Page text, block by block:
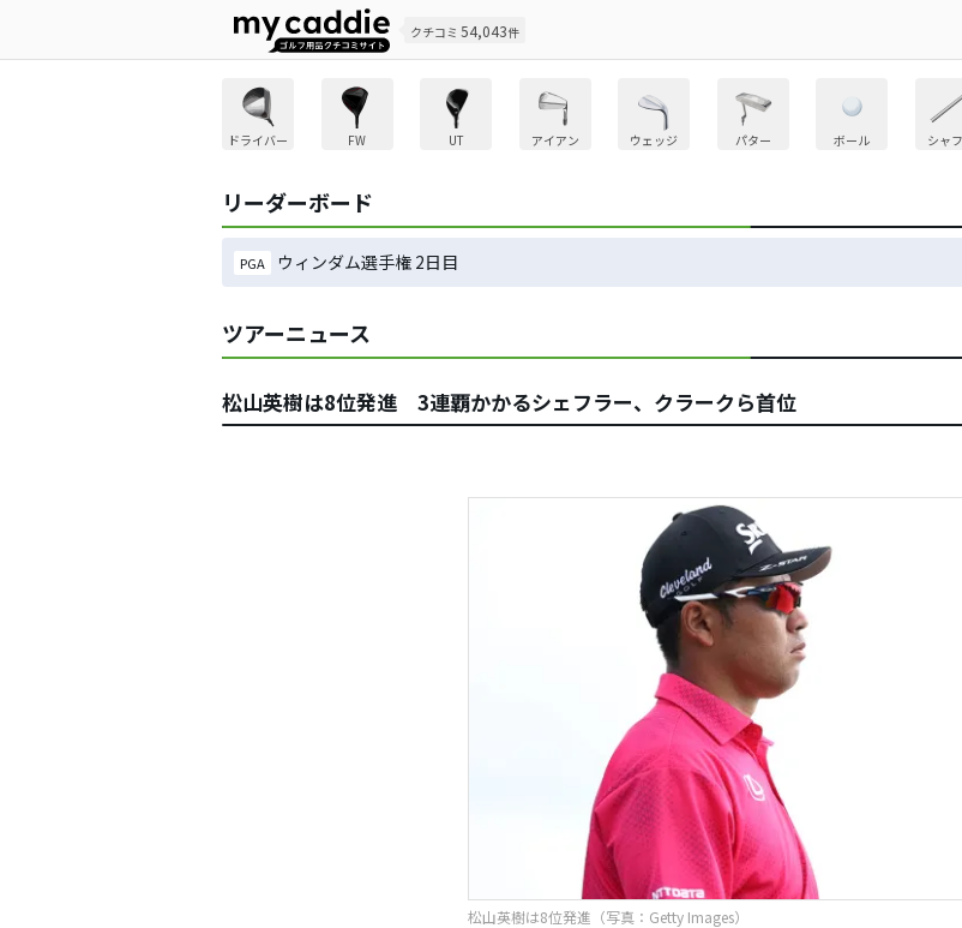
クチコミ 54,043件
ドライバー FW UT アイアン ウェッジ パター ボール シャ
リーダーボード
PGA ウィンダム選手権 2日目
ツアーニュース
松山英樹は8位発進 3連覇かかるシェフラー、クラークら首位
松山英樹は8位発進（写真：Getty Images）